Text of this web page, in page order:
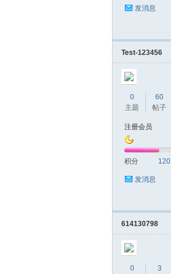
论
发消息
Test-123456
0
主题
60
帖子
注册会员
积分 120
发消息
614130798
0
3